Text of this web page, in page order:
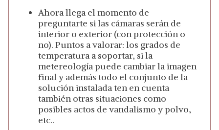
Ahora llega el momento de
preguntarte si las cámaras serán de
interior o exterior (con protección o
no). Puntos a valorar: los grados de
temperatura a soportar, si la
metereología puede cambiar la imagen
final y además todo el conjunto de la
solución instalada ten en cuenta
también otras situaciones como
posibles actos de vandalismo y polvo,
etc..